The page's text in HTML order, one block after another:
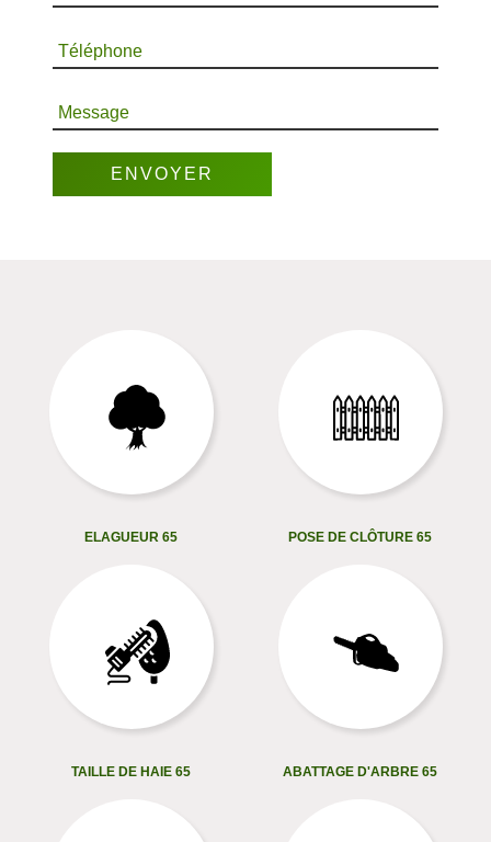
Téléphone
Message
ELAGUEUR 65 POSE DE CLÔTURE 65
TAILLE DE HAIE 65 ABATTAGE D'ARBRE 65